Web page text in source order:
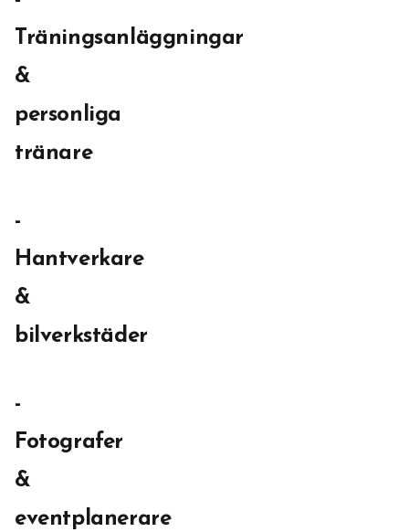
Träningsanläggningar
&
personliga
tränare
-
Hantverkare
&
bilverkstäder
-
Fotografer
&
eventplanerare